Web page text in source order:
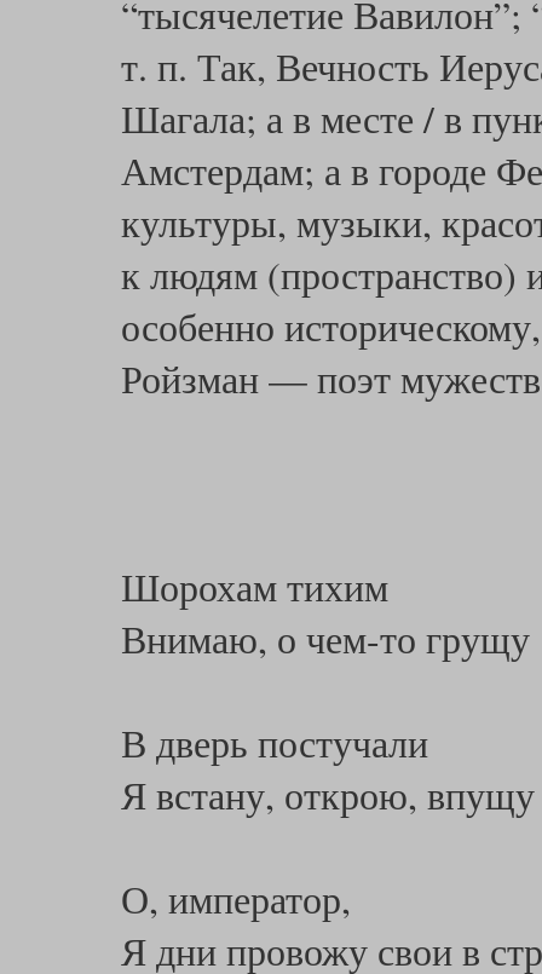
“тысячелетие
т. п. Так, Вечность
Шагала; а в месте / в
Амстердам; а в городе
культуры, музыки,
к людям
особенно
Ройзман — поэт
Шорохам тихим
Внимаю, о чем-то грущу
В дверь постучали
Я встану, открою, впущу
О, император,
Я дни провожу свои в